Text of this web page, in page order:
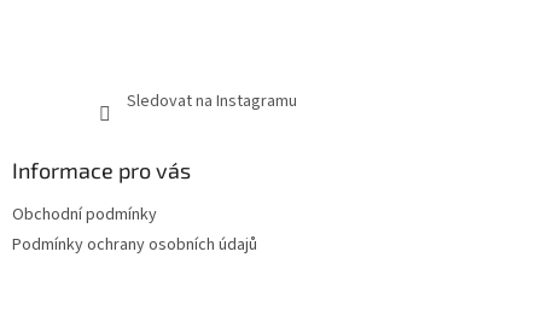
Sledovat na Instagramu
Informace pro vás
Obchodní podmínky
Podmínky ochrany osobních údajů